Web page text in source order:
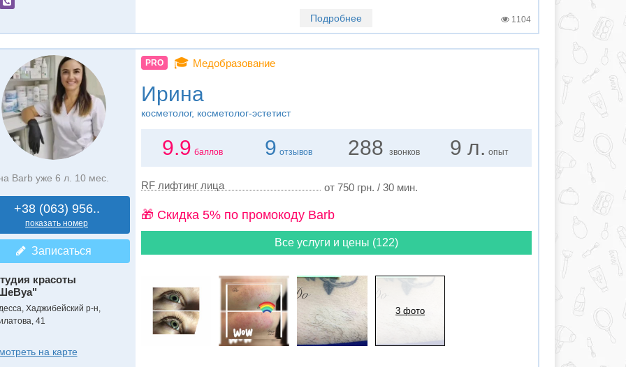
Подробнее 1104
Barb уже 6 л. 10 мес.
+38 (063) 956..
показать номер
Записаться
красоты
Хаджибейский р-н,
41
на карте
PRO 🎓 Медобразование
Ирина
косметолог, косметолог-эстетист
9.9 баллов 9 отзывов 288 звонков 9 л. опыт
RF лифтинг лица от 750 грн. / 30 мин.
🎁 Cкидка 5% по промокоду Barb
Все услуги и цены (122)
3 фото